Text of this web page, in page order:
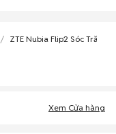
ZTE Nubia Flip2 Sóc Trăng
Xem Cửa hàng